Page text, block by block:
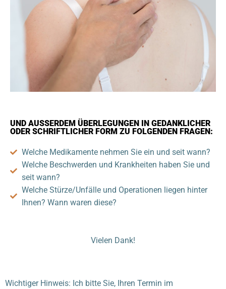
UND AUSSERDEM ÜBERLEGUNGEN IN GEDANKLICHER
ODER SCHRIFTLICHER FORM ZU FOLGENDEN FRAGEN:
Welche Medikamente nehmen Sie ein und seit wann?
Welche Beschwerden und Krankheiten haben Sie und
seit wann?
Welche Stürze/Unfälle und Operationen liegen hinter
Ihnen? Wann waren diese?
Vielen Dank!
Wichtiger Hinweis: Ich bitte Sie, Ihren Termin im